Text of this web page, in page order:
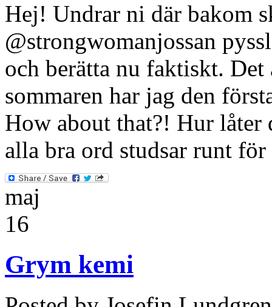
Hej! Undrar ni där bakom
@strongwomanjossan
och berätta nu faktiskt. Det
sommaren har jag den
How about that?! Hur låter
alla bra ord studsar runt
maj
16
Grym kemi